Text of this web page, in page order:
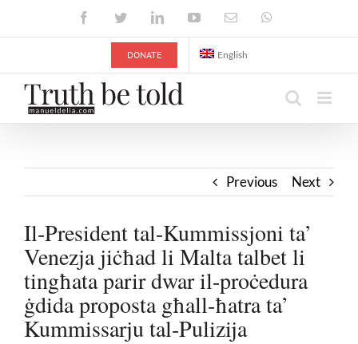
FacebookTwitterLinkedInYouTubeEmail
DONATE English
Previous Next
Il-President tal-Kummissjoni ta’
Venezja jiċħad li Malta talbet li
tingħata parir dwar il-proċedura
ġdida proposta għall-ħatra ta’
Kummissarju tal-Pulizija